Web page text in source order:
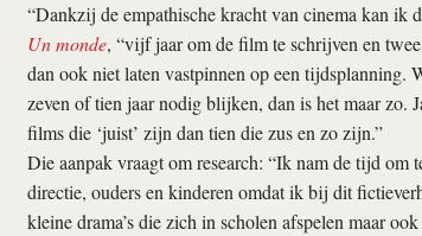
“Dankzij de empathische kracht van cinema kan ik
Un monde, “vijf jaar om de film te schrijven en
dan ook niet laten vastpinnen op een tijdsplanning.
zeven of tien jaar nodig blijken, dan is het maar zo.
films die ‘juist’ zijn dan tien die zus en zo zijn.”
Die aanpak vraagt om research: “Ik nam de tijd om
directie, ouders en kinderen omdat ik bij dit
kleine drama’s die zich in scholen afspelen maar